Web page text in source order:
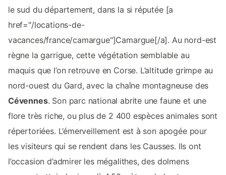
le sud du département, dans la si réputée [a
href="/locations-de-
vacances/france/camargue"]Camargue[/a]. Au nord-est
règne la garrigue, cette végétation semblable au
maquis que l’on retrouve en Corse. L’altitude grimpe au
nord-ouest du Gard, avec la chaîne montagneuse des
Cévennes. Son parc national abrite une faune et une
flore très riche, ou plus de 2 400 espèces animales sont
répertoriées. L’émerveillement est à son apogée pour
les visiteurs qui se rendent dans les Causses. Ils ont
l’occasion d’admirer les mégalithes, des dolmens